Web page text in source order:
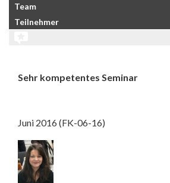
Team
Teilnehmer
Sehr kompetentes Seminar
Juni 2016 (FK-06-16)